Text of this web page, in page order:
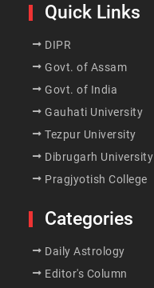
Quick Links
DIPR
Govt. of Assam
Govt. of India
Gauhati University
Tezpur University
Dibrugarh University
Pragjyotish College
Categories
Daily Astrology
Editor's Column